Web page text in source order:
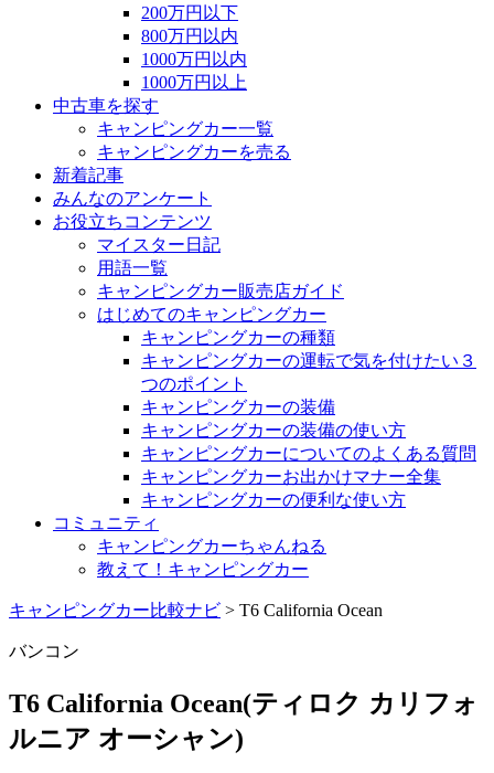
200万円以下
800万円以内
1000万円以内
1000万円以上
中古車を探す
キャンピングカー一覧
キャンピングカーを売る
新着記事
みんなのアンケート
お役立ちコンテンツ
マイスター日記
用語一覧
キャンピングカー販売店ガイド
はじめてのキャンピングカー
キャンピングカーの種類
キャンピングカーの運転で気を付けたい３
つのポイント
キャンピングカーの装備
キャンピングカーの装備の使い方
キャンピングカーについてのよくある質問
キャンピングカーお出かけマナー全集
キャンピングカーの便利な使い方
コミュニティ
キャンピングカーちゃんねる
教えて！キャンピングカー
キャンピングカー比較ナビ > T6 California Ocean
バンコン
T6 California Ocean(ティロク カリフォ
ルニア オーシャン)